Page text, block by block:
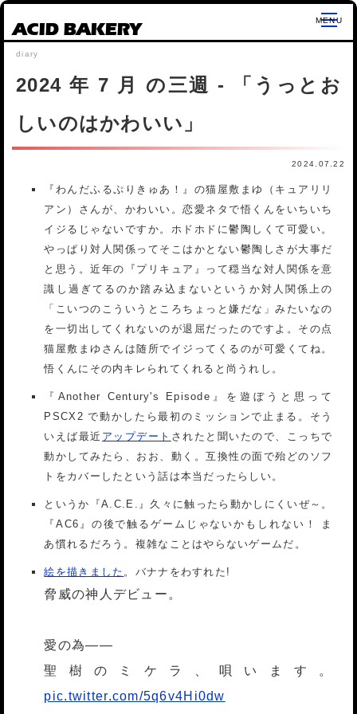
ACID BAKERY
2024 年 7 月 の三週 - 「うっとお
しいのはかわいい」
2024.07.22
『わんだふるぷりきゅあ！』の猫屋敷まゆ（キュアリリ
アン）さんが、かわいい。恋愛ネタで悟くんをいちいち
イジるじゃないですか。ホドホドに鬱陶しくて可愛い。
やっぱり対人関係ってそこはかとない鬱陶しさが大事だ
と思う。近年の『プリキュア』って穏当な対人関係を意
識し過ぎてるのか踏み込まないというか対人関係上の
「こいつのこういうところちょっと嫌だな」みたいなの
を一切出してくれないのが退屈だったのですよ。その点
猫屋敷まゆさんは随所でイジってくるのが可愛くてね。
悟くんにその内キレられてくれると尚うれし。
『Another Century's Episode』を遊ぼうと思って
PSCX2 で動かしたら最初のミッションで止まる。そう
いえば最近 アップデート されたと聞いたので、こっちで
動かしてみたら、おお、動く。互換性の面で殆どのソフ
トをカバーしたという話は本当だったらしい。
というか『A.C.E.』久々に触ったら動かしにくいぜ～。
『AC6』の後で触るゲームじゃないかもしれない！ ま
あ慣れるだろう。複雑なことはやらないゲームだ。
絵を描きました 。バナナをわすれた!
脅威の神人デビュー。
愛の為――
聖樹のミケラ、唄います。
pic.twitter.com/5q6v4Hi0dw